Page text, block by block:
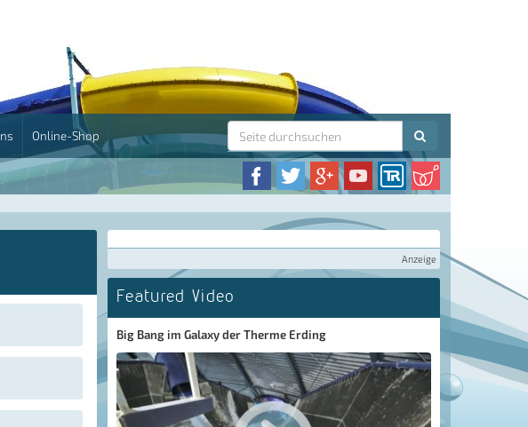
Online-Shop
Anzeige
Featured Video
Big Bang im Galaxy der Therme Erding